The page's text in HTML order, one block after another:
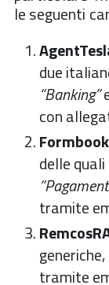
le seguenti
due
“Banking”
con
Formbook
delle
tramite
tramite